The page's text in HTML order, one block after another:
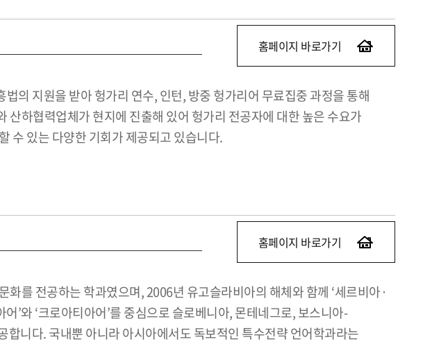
홈페이지 바로가기
의 지원을 받아 헝가리 연수, 인턴, 방중 헝가리어 무료집중 과정을 통해
하협력업체가 현지에 진출해 있어 헝가리 전공자에 대한 높은 수요가
수 있는 다양한 기회가 제공되고 있습니다.
홈페이지 바로가기
를 전공하는 학과였으며, 2006년 유고슬라비아의 해체와 함께 ‘세르비아·
’와 ‘크로아티아어’를 중심으로 슬로베니아, 몬테네그로, 보스니아-
니다. 국내뿐 아니라 아시아에서도 독보적인 특수전략 언어학과라는